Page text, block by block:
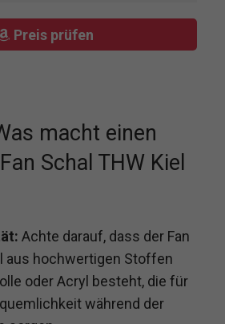
Preis prüfen
macht einen
Schal THW Kiel
Achte darauf, dass der Fan
aus hochwertigen Stoffen
oder Acryl besteht, die für
während der